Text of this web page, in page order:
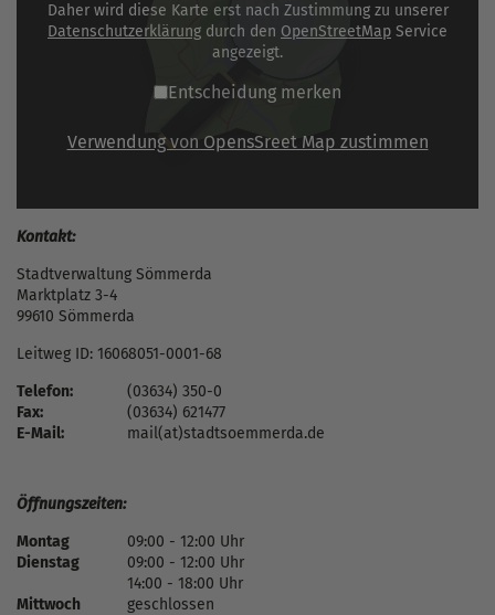
Daher wird diese Karte erst nach Zustimmung zu unserer
Datenschutzerklärung durch den OpenStreetMap Service
angezeigt.
Entscheidung merken
Verwendung von OpensSreet Map zustimmen
Kontakt:
Stadtverwaltung Sömmerda
Marktplatz 3-4
99610 Sömmerda
Leitweg ID: 16068051-0001-68
Telefon:
(03634) 350-0
Fax:
(03634) 621477
E-Mail:
mail(at)stadtsoemmerda.de
Öffnungszeiten:
Montag
09:00 - 12:00 Uhr
Dienstag
09:00 - 12:00 Uhr
14:00 - 18:00 Uhr
Mittwoch
geschlossen